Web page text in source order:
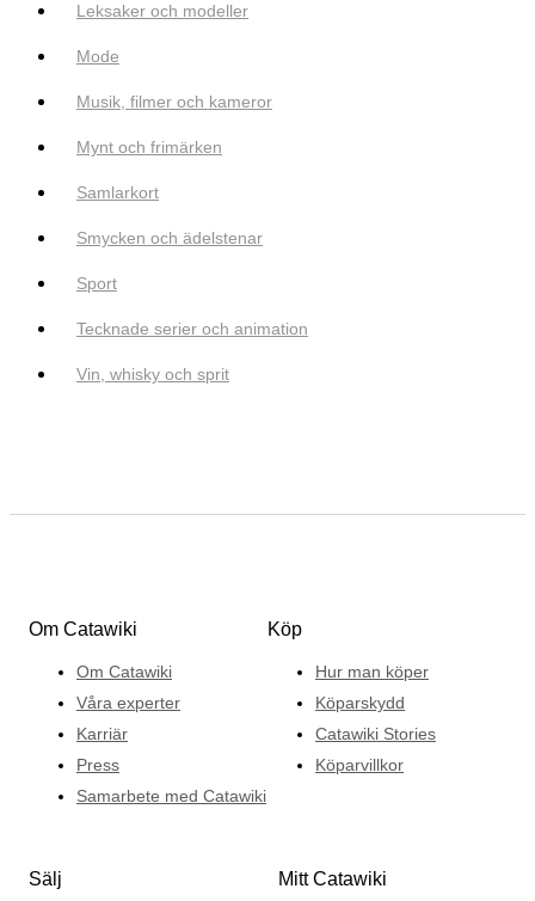
Leksaker och modeller
Mode
Musik, filmer och kameror
Mynt och frimärken
Samlarkort
Smycken och ädelstenar
Sport
Tecknade serier och animation
Vin, whisky och sprit
Om Catawiki
Om Catawiki
Våra experter
Karriär
Press
Samarbete med Catawiki
Köp
Hur man köper
Köparskydd
Catawiki Stories
Köparvillkor
Sälj Mitt Catawiki